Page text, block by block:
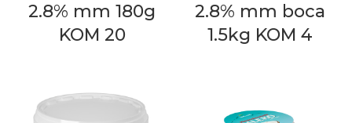
2.8% mm 180g
KOM 20
2.8% mm boca
1.5kg KOM 4